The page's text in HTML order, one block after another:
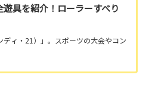
具を紹介！ローラーすべり
ィ・21）」。スポーツの大会やコン